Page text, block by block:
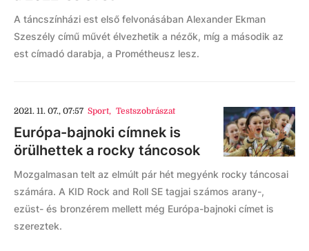
A táncszínházi est első felvonásában Alexander Ekman
Szeszély című művét élvezhetik a nézők, míg a második az
est címadó darabja, a Prométheusz lesz.
2021. 11. 07., 07:57 Sport, Testszobrászat
Európa-bajnoki címnek is
örülhettek a rocky táncosok
Mozgalmasan telt az elmúlt pár hét megyénk rocky táncosai
számára. A KID Rock and Roll SE tagjai számos arany-,
ezüst- és bronzérem mellett még Európa-bajnoki címet is
szereztek.